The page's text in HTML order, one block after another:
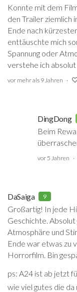
Konnte mit dem
den Trailer ziemlich
Ende nach
enttäuschte mich
Spannung oder
verstehe ich absolut
vor mehr als 9 Jahren
DingDong
Beim
vor 5 Jahren
DaSaiga 9
Großartig! In jede
Geschichte.
Atmosphäre und
Ende war etwas zu
Horrorfilm. Bin
ps: A24 ist ab jetzt
wie viel gutes die da